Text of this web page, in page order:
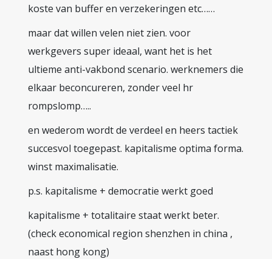
koste van buffer en verzekeringen etc……
maar dat willen velen niet zien. voor
werkgevers super ideaal, want het is het
ultieme anti-vakbond scenario. werknemers die
elkaar beconcureren, zonder veel hr
rompslomp…..
en wederom wordt de verdeel en heers tactiek
succesvol toegepast. kapitalisme optima forma.
winst maximalisatie.
p.s. kapitalisme + democratie werkt goed
kapitalisme + totalitaire staat werkt beter.
(check economical region shenzhen in china ,
naast hong kong)